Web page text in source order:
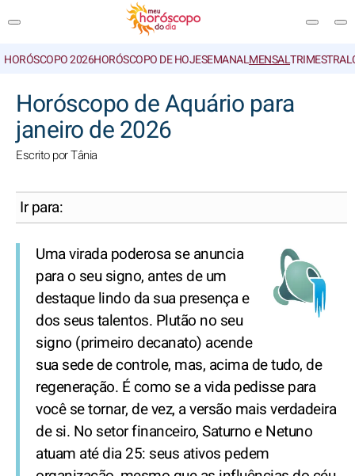
HORÓSCOPO 2026HORÓSCOPO DE HOJESEMANALMENSALTRIMESTRAL
Horóscopo de Aquário para
janeiro de 2026
Escrito por Tânia
Ir para:
Uma virada poderosa se anuncia
para o seu signo, antes de um
destaque lindo da sua presença e
dos seus talentos. Plutão no seu
signo (primeiro decanato) acende
sua sede de controle, mas, acima de tudo, de
regeneração. É como se a vida pedisse para
você se tornar, de vez, a versão mais verdadeira
de si. No setor financeiro, Saturno e Netuno
atuam até dia 25: seus ativos pedem